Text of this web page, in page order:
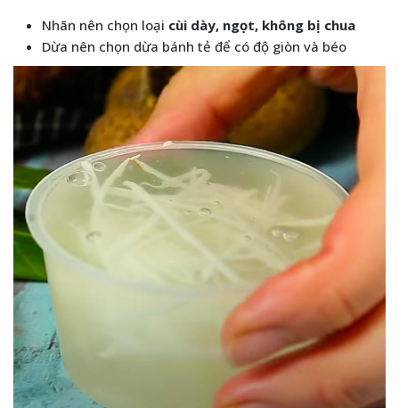
Nhãn nên chọn loại cùi dày, ngọt, không bị chua
Dừa nên chọn dừa bánh tẻ để có độ giòn và béo